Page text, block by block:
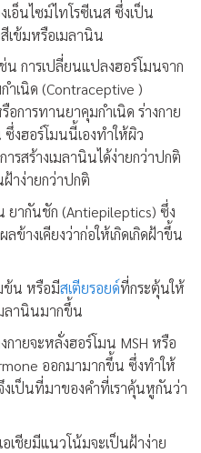
อ็นไซม์ไทโรซีเนส ซึ่งเป็น
สีเข้มหรือเมลานิน
น การเปลี่ยนแปลงฮอร์โมนจาก
ำเนิด (Contraceptive )
อการทานยาคุมกำเนิด ร่างกาย
งฮอร์โมนนี้เองทำให้ผิว
ารสร้างเมลานินได้ง่ายกว่าปกติ
าง่ายกว่าปกติ
ยากันชัก (Antiepileptics) ซึ่ง
างเคียงว่าก่อให้เกิดเกิดฝ้าขึ้น
ข้น หรือมีสเตียรอยด์ที่กระตุ้นให้
ลานินมากขึ้น
กายจะหลั่งฮอร์โมน MSH หรือ
ออกมามากขึ้น ซึ่งทำให้
เป็นที่มาของคำที่เราคุ้นหูกันว่า
เชียมีแนวโน้มจะเป็นฝ้าง่าย